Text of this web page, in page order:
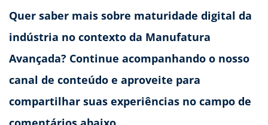
Quer saber mais sobre maturidade digital da
indústria no contexto da Manufatura
Avançada? Continue acompanhando o nosso
canal de conteúdo e aproveite para
compartilhar suas experiências no campo de